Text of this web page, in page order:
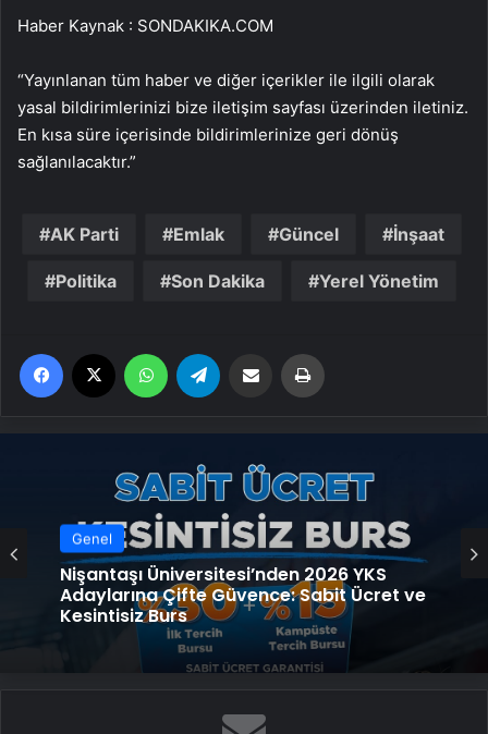
Haber Kaynak : SONDAKIKA.COM
“Yayınlanan tüm haber ve diğer içerikler ile ilgili olarak
yasal bildirimlerinizi bize iletişim sayfası üzerinden iletiniz.
En kısa süre içerisinde bildirimlerinize geri dönüş
sağlanılacaktır.”
AK Parti Emlak Güncel İnşaat
Politika Son Dakika Yerel Yönetim
Facebook WhatsApp Email'den paylaş
Genel
Nişantaşı Üniversitesi’nden 2026 YKS
Adaylarına Çifte Güvence: Sabit Ücret ve
Kesintisiz Burs